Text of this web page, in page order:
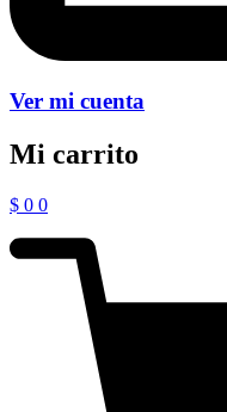
Ver mi cuenta
Mi carrito
$ 0 0